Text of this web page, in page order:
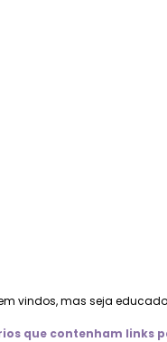
vindos, mas seja
que contenham links